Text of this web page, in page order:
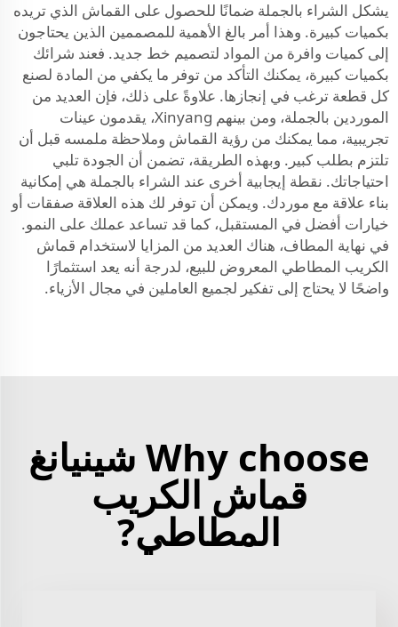
يشكل الشراء بالجملة ضمانًا للحصول على القماش الذي تريده
بكميات كبيرة. وهذا أمر بالغ الأهمية للمصممين الذين يحتاجون
إلى كميات وافرة من المواد لتصميم خط جديد. فعند شرائك
بكميات كبيرة، يمكنك التأكد من توفر ما يكفي من المادة لصنع
كل قطعة ترغب في إنجازها. علاوةً على ذلك، فإن العديد من
الموردين بالجملة، ومن بينهم Xinyang، يقدمون عينات
تجريبية، مما يمكنك من رؤية القماش وملاحظة ملمسه قبل أن
تلتزم بطلب كبير. وبهذه الطريقة، تضمن أن الجودة تلبي
احتياجاتك. نقطة إيجابية أخرى عند الشراء بالجملة هي إمكانية
بناء علاقة مع موردك. ويمكن أن توفر لك هذه العلاقة صفقات أو
خيارات أفضل في المستقبل، كما قد تساعد عملك على النمو.
في نهاية المطاف، هناك العديد من المزايا لاستخدام قماش
الكريب المطاطي المعروض للبيع، لدرجة أنه يعد استثمارًا
واضحًا لا يحتاج إلى تفكير لجميع العاملين في مجال الأزياء.
Why choose شينيانغ
قماش الكريب
المطاطي?